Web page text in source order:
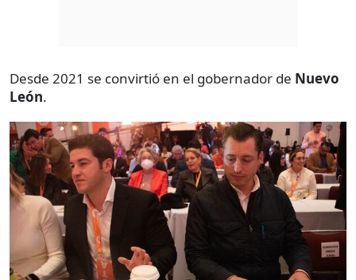
Desde 2021 se convirtió en el gobernador de Nuevo
León.